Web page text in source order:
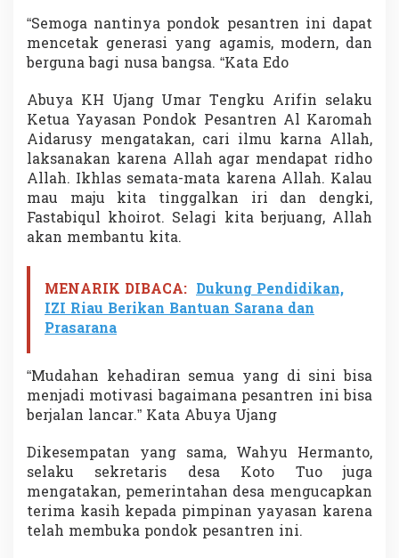
k
P
e
s
r
e
n
A
a
a
h
A
r
u
s
“Semoga nantinya pondok pesantren ini dapat
mencetak generasi yang agamis, modern, dan
berguna bagi nusa bangsa. “Kata Edo
Abuya KH Ujang Umar Tengku Arifin selaku
Ketua Yayasan Pondok Pesantren Al Karomah
Aidarusy mengatakan, cari ilmu karna Allah,
laksanakan karena Allah agar mendapat ridho
Allah. Ikhlas semata-mata karena Allah. Kalau
mau maju kita tinggalkan iri dan dengki,
Fastabiqul khoirot. Selagi kita berjuang, Allah
akan membantu kita.
MENARIK DIBACA: Dukung Pendidikan,
IZI Riau Berikan Bantuan Sarana dan
Prasarana
“Mudahan kehadiran semua yang di sini bisa
menjadi motivasi bagaimana pesantren ini bisa
berjalan lancar.” Kata Abuya Ujang
Dikesempatan yang sama, Wahyu Hermanto,
selaku sekretaris desa Koto Tuo juga
mengatakan, pemerintahan desa mengucapkan
terima kasih kepada pimpinan yayasan karena
telah membuka pondok pesantren ini.